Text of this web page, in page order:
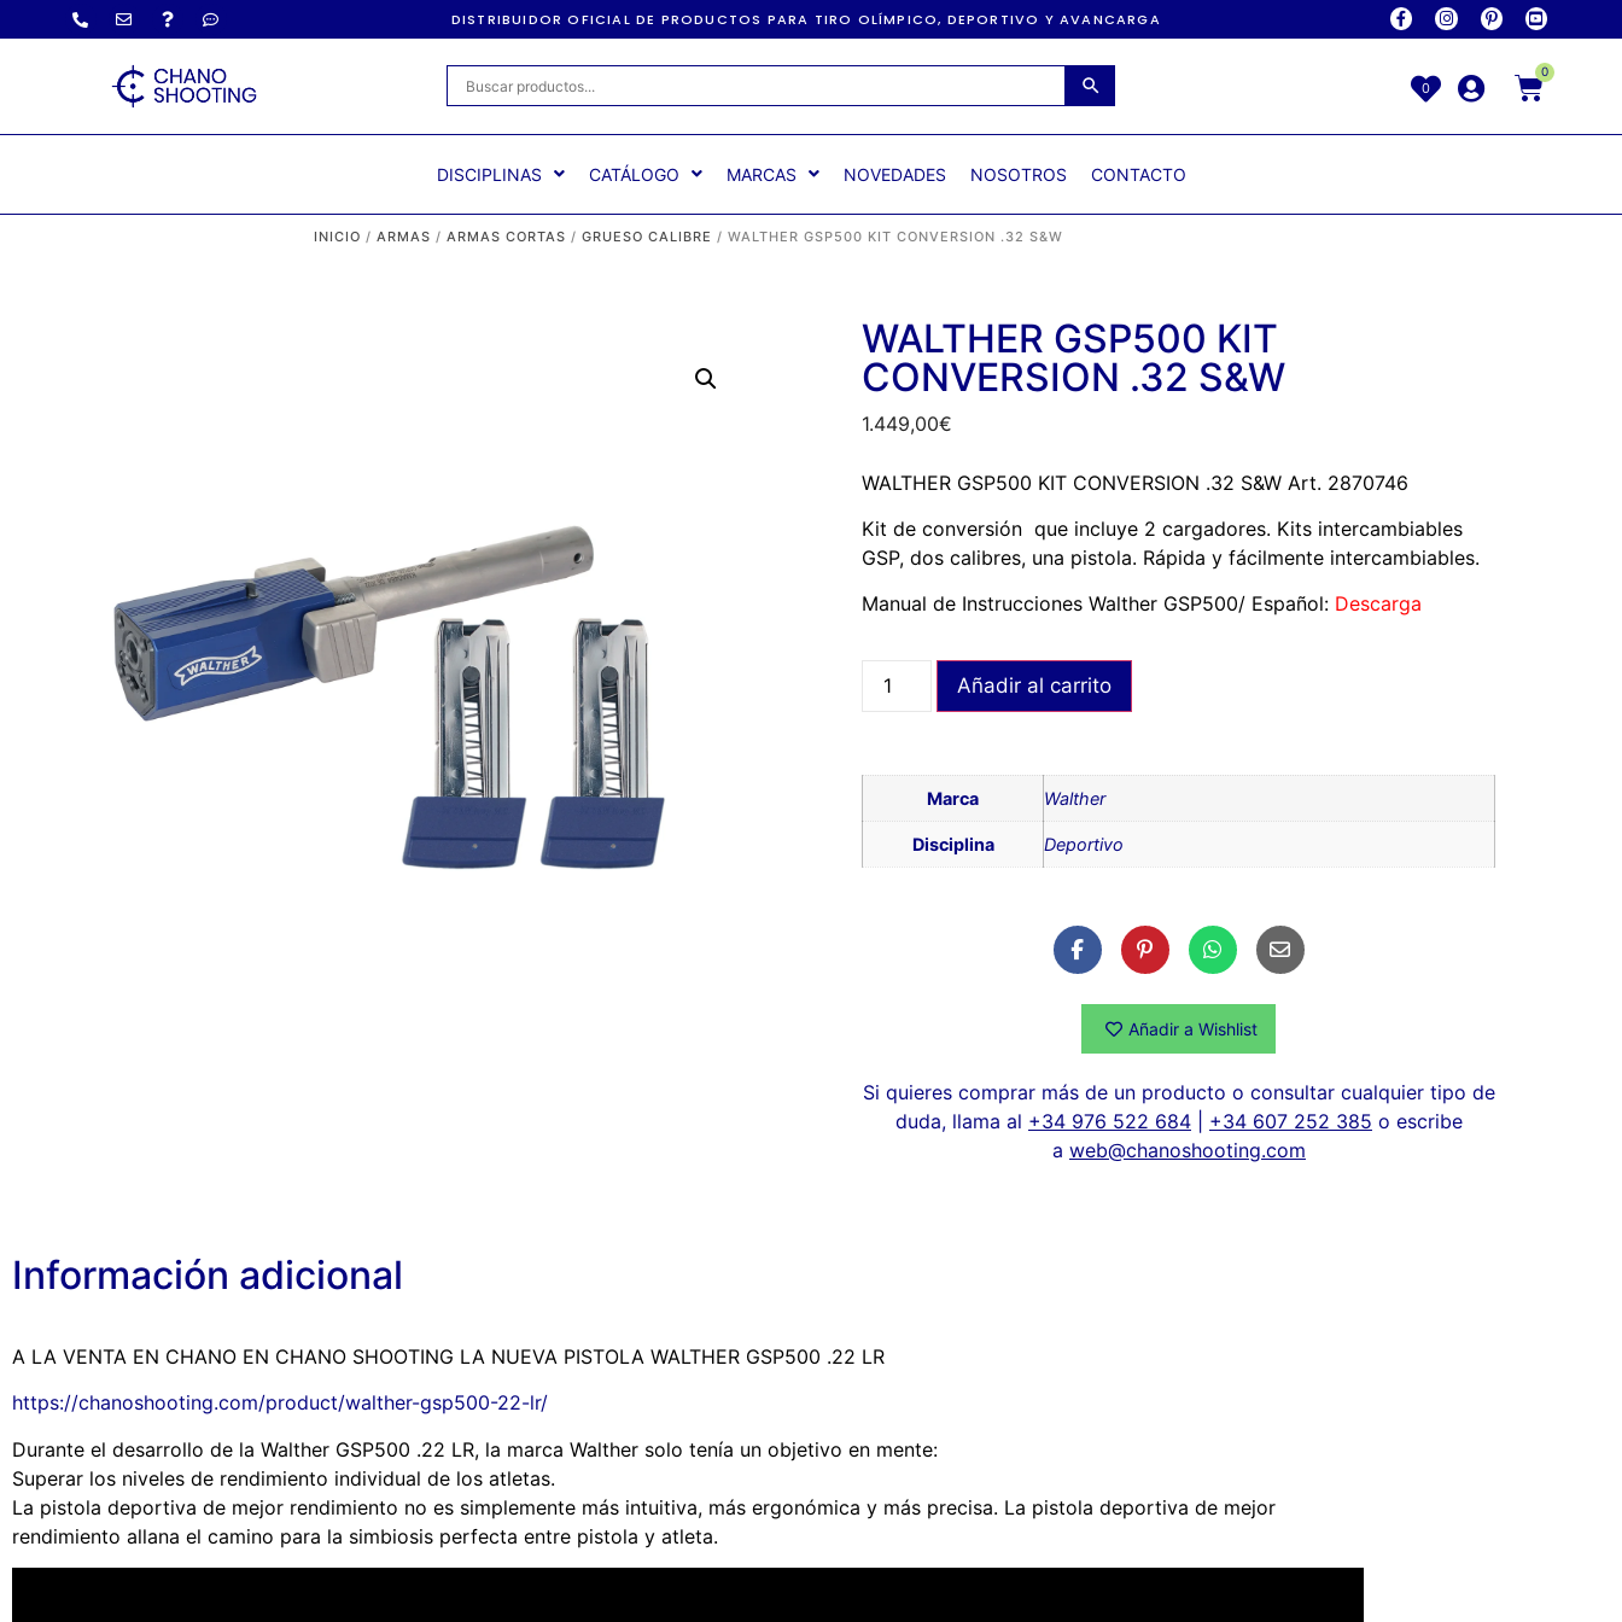
DISTRIBUIDOR OFICIAL DE PRODUCTOS PARA TIRO OLÍMPICO, DEPORTIVO Y AVANCARGA
0
0
DISCIPLINAS CATÁLOGO MARCAS NOVEDADES NOSOTROS CONTACTO
INICIO / ARMAS / ARMAS CORTAS / GRUESO CALIBRE / WALTHER GSP500 KIT CONVERSION .32 S&W
WALTHER GSP500 KIT
CONVERSION .32 S&W
1.449,00€
WALTHER GSP500 KIT CONVERSION .32 S&W Art. 2870746
Kit de conversión que incluye 2 cargadores. Kits intercambiables
GSP, dos calibres, una pistola. Rápida y fácilmente intercambiables.
Manual de Instrucciones Walther GSP500/ Español: Descarga
Añadir al carrito
Marca Walther
Disciplina Deportivo
Añadir a Wishlist
Si quieres comprar más de un producto o consultar cualquier tipo de
duda, llama al +34 976 522 684| +34 607 252 385 o escribe
a web@chanoshooting.com
Información adicional
A LA VENTA EN CHANO EN CHANO SHOOTING LA NUEVA PISTOLA WALTHER GSP500 .22 LR
https://chanoshooting.com/product/walther-gsp500-22-lr/
Durante el desarrollo de la Walther GSP500 .22 LR, la marca Walther solo tenía un objetivo en mente:
Superar los niveles de rendimiento individual de los atletas.
La pistola deportiva de mejor rendimiento no es simplemente más intuitiva, más ergonómica y más precisa. La pistola deportiva de mejor
rendimiento allana el camino para la simbiosis perfecta entre pistola y atleta.